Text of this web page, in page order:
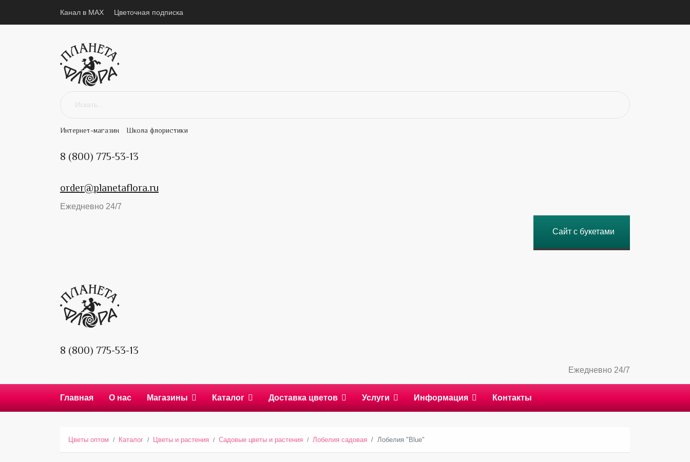
Канал в MAX Цветочная подписка
Интернет-магазин Школа флористики
8 (800) 775-53-13
order@planetaflora.ru
Ежедневно 24/7
Сайт с букетами
8 (800) 775-53-13
Ежедневно 24/7
Главная О нас Магазины Каталог Доставка цветов Услуги Информация Контакты
Цветы оптом Каталог Цветы и растения Садовые цветы и растения Лобелия садовая Лобелия "Blue"